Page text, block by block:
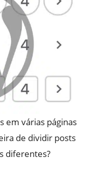
em várias páginas
de dividir posts
diferentes?